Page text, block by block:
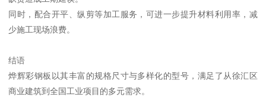
同时，配合开平、纵剪等加工服务，可进一步提升材料利用率，减
少施工现场浪费。
结语
烨辉彩钢板以其丰富的规格尺寸与多样化的型号，满足了从徐汇区
商业建筑到全国工业项目的多元需求。